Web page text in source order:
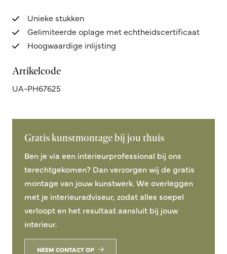
Unieke stukken
Gelimiteerde oplage met echtheidscertificaat
Hoogwaardige inlijsting
Artikelcode
UA-PH67625
Gratis kunstmontage bij jou thuis
Ben je via een interieurprofessional bij ons
terechtgekomen? Dan verzorgen wij de gratis
montage van jouw kunstwerk. We overleggen
met je interieuradviseur, zodat alles soepel
verloopt en het resultaat aansluit bij jouw
interieur.
NEEM CONTACT OP